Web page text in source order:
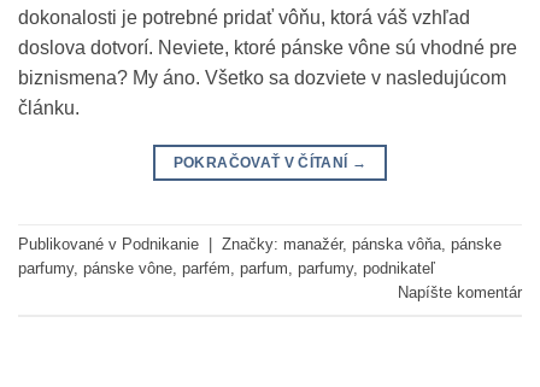
dokonalosti je potrebné pridať vôňu, ktorá váš vzhľad
doslova dotvorí. Neviete, ktoré pánske vône sú vhodné pre
biznismena? My áno. Všetko sa dozviete v nasledujúcom
článku.
POKRAČOVAŤ V ČÍTANÍ →
Publikované v Podnikanie Značky: manažér, pánska vôňa, pánske
parfumy, pánske vône, parfém, parfum, parfumy, podnikateľ
Napíšte komentár